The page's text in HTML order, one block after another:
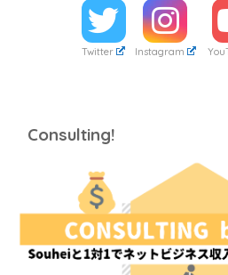
Twitter Instagram
Consulting!